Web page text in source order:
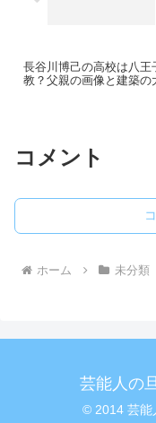
長谷川博己の高校は八王
教？父親の画像と建築の
コメント
ホーム 未分類
芸能人の
© 2014 芸能